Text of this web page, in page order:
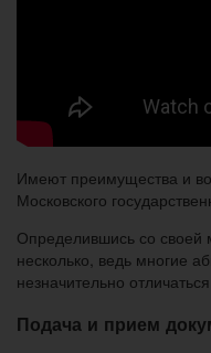
Имеют преимущества и
Московского
Определившись со своей
несколько, ведь многие
незначительно
Подача и прием